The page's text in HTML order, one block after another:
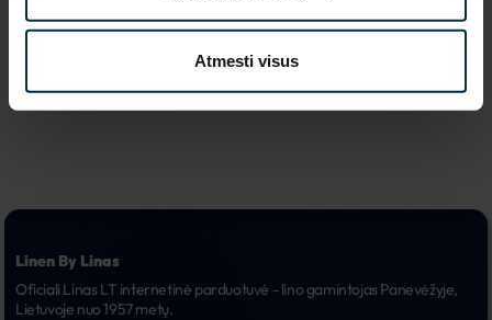
Atmesti visus
kampanijos
Linen By Linas
Oficiali Linas LT internetinė parduotuvė - lino gamintojas Panevėžyje,
Lietuvoje nuo 1957 metų.